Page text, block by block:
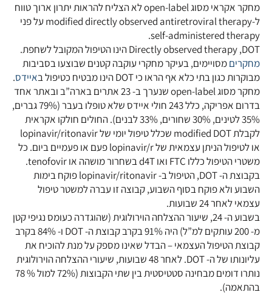
מחקר אקראי מסוג open-label לא הצליח להראות יתרון ארוך טווח
ל-modified directly observed antiretroviral therapy על פני
self-administered therapy.
Directly observed therapy ,DOT הינו הטיפול המקובל לשחפת.
מחקריםמסויימים, בעיקר מחקרי עוקבה קטנים שבוצעו בסביבות
מבוקרות כגון בתי כלא אף הראו כי DOT הינו מבטיח כטיפול ב
איידס.
מחקר מסוג open-label שנערך ב- 23 אתרים בארה”ב ובאתר אחד
בדרום אפריקה, כלל 243 חולי איידס שלא טופלו בעבר (79% גברים,
35% לטינים, 30% שחורים, 33% לבנים). החולים חולקו אקראית
לקבלת modified DOT שכלל טיפול יומי של lopinavir/ritonavir
או לטיפול הניתן עצמאית של lopinavir/r פעם או פעמיים ביום. כל
משטרי הטיפול כללו FTC ואו d4T בשחרור מושהה או tenofovir.
בקבוצת ה- DOT, הטיפול ב- lopinavir/ritonavir פוקח בימות
השבוע ולא פוקח בסוף השבוע, קבוצה זו עברה למשטר טיפול
עצמאי לאחר 24 שבועות.
בשבוע ה- 24, שיעור ההצלחה הוירולוגית (שהוגדרה כעומס נגיפי קטן
מ- 200 עותקים למ”ל) היה 91% בקרב קבוצת ה- DOT ו- 84% בקרב
קבוצת הטיפול העצמאי – הבדל שאינו מספק על מנת להוכיח את
עליונותו של ה- DOT. לאחר 48 שבועות, שיעורי ההצלחה הוירולוגית
נותרו דומים מבחינה סטטיסטית בין שתי הקבוצות (72% למול % 78
בהתאמה).